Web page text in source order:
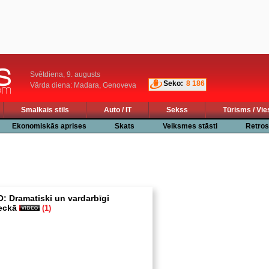
Svētdiena, 9. augusts
Vārda diena: Madara, Genoveva
Seko: 8 186
Smalkais stils Auto / IT Sekss
Tūrisms /
Ekonomiskās aprises
Skats Veiksmes stāsti
Dramatiski un vardarbīgi
(1)